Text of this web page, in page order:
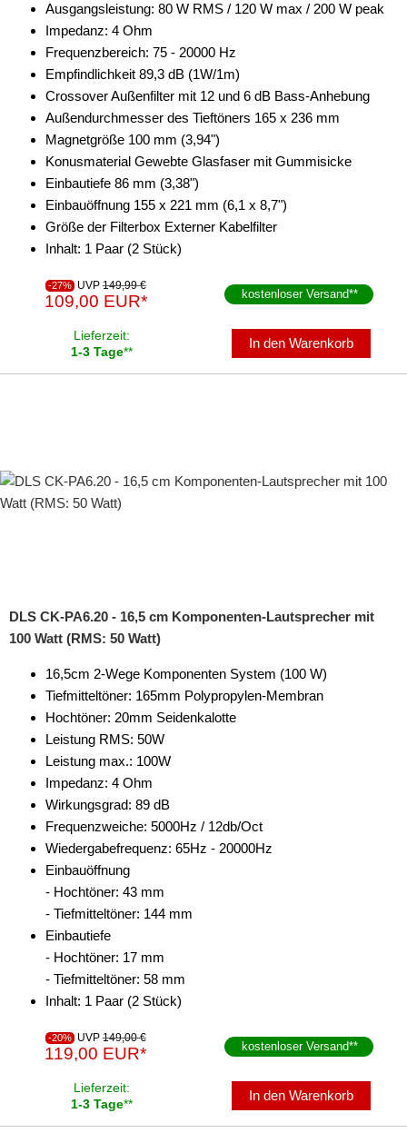
Ausgangsleistung: 80 W RMS / 120 W max / 200 W peak
Impedanz: 4 Ohm
Frequenzbereich: 75 - 20000 Hz
Empfindlichkeit 89,3 dB (1W/1m)
Crossover Außenfilter mit 12 und 6 dB Bass-Anhebung
Außendurchmesser des Tieftöners 165 x 236 mm
Magnetgröße 100 mm (3,94")
Konusmaterial Gewebte Glasfaser mit Gummisicke
Einbautiefe 86 mm (3,38")
Einbauöffnung 155 x 221 mm (6,1 x 8,7")
Größe der Filterbox Externer Kabelfilter
Inhalt: 1 Paar (2 Stück)
-27% UVP 149,99 €
109,00 EUR* kostenloser Versand**
Lieferzeit:
1-3 Tage**
In den Warenkorb
DLS CK-PA6.20 - 16,5 cm Komponenten-Lautsprecher mit
100 Watt (RMS: 50 Watt)
16,5cm 2-Wege Komponenten System (100 W)
Tiefmitteltöner: 165mm Polypropylen-Membran
Hochtöner: 20mm Seidenkalotte
Leistung RMS: 50W
Leistung max.: 100W
Impedanz: 4 Ohm
Wirkungsgrad: 89 dB
Frequenzweiche: 5000Hz / 12db/Oct
Wiedergabefrequenz: 65Hz - 20000Hz
Einbauöffnung
- Hochtöner: 43 mm
- Tiefmitteltöner: 144 mm
Einbautiefe
- Hochtöner: 17 mm
- Tiefmitteltöner: 58 mm
Inhalt: 1 Paar (2 Stück)
-20% UVP 149,00 €
119,00 EUR* kostenloser Versand**
Lieferzeit:
1-3 Tage**
In den Warenkorb